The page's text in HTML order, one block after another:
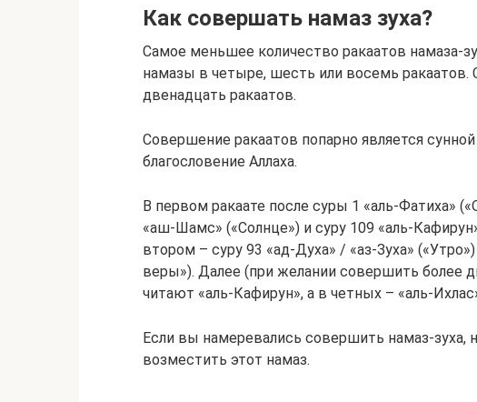
Как совершать намаз зуха?
Самое меньшее количество ракаатов намаза-
намазы в четыре, шесть или восемь ракаатов.
двенадцать ракаатов.
Совершение ракаатов попарно является
благословение Аллаха.
В первом ракаате после суры 1 «аль-Фатиха»
«аш-Шамс» («Солнце») и суру 109 «аль-
втором – суру 93 «ад-Духа» / «аз-Зуха»
веры»). Далее (при желании совершить более
читают «аль-Кафирун», а в четных – «аль-
Если вы намеревались совершить намаз-зуха,
возместить этот намаз.